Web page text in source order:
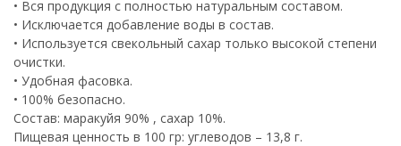
• Вся продукция с полностью натуральным составом.
• Исключается добавление воды в состав.
• Используется свекольный сахар только высокой степени
очистки.
• Удобная фасовка.
• 100% безопасно.
Состав: маракуйя 90% , сахар 10%.
Пищевая ценность в 100 гр: углеводов – 13,8 г.